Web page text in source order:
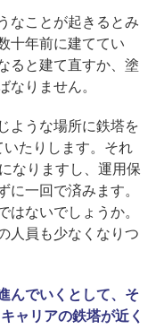
なことが起きるとみ
十年前に建ててい
ると建て直すか、塗
なりません。
ような場所に鉄塔を
たりします。それ
なりますし、運用保
に一回で済みます。
はないでしょうか。
人員も少なくなりつ
んでいくとして、そ
ャリアの鉄塔が近く